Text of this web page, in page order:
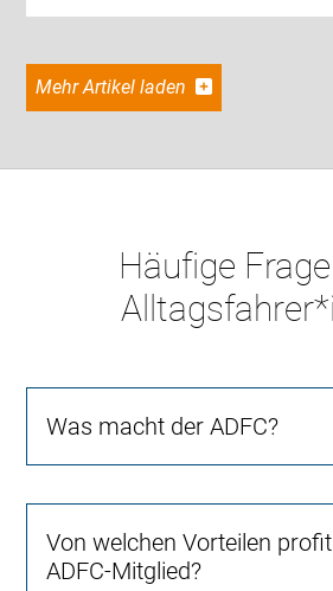
Mehr Artikel laden
Häufige
Was macht der ADFC?
Von welchen Vorteilen
ADFC-Mitglied?